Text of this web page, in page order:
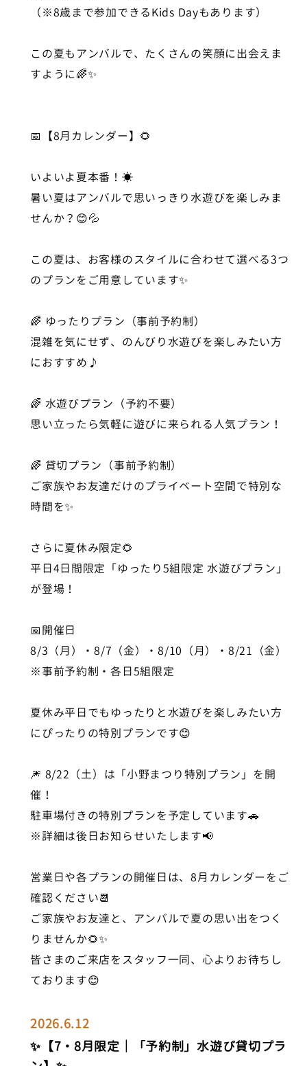
（※8歳まで参加できるKids Dayもあります）
この夏もアンバルで、たくさんの笑顔に出会えま
すように🌈✨
📅【8月カレンダー】🌻
いよいよ夏本番！☀️
暑い夏はアンバルで思いっきり水遊びを楽しみま
せんか？😊💦
この夏は、お客様のスタイルに合わせて選べる3つ
のプランをご用意しています✨
🌈 ゆったりプラン（事前予約制）
混雑を気にせず、のんびり水遊びを楽しみたい方
におすすめ♪
🌈 水遊びプラン（予約不要）
思い立ったら気軽に遊びに来られる人気プラン！
🌈 貸切プラン（事前予約制）
ご家族やお友達だけのプライベート空間で特別な
時間を✨
さらに夏休み限定🌻
平日4日間限定「ゆったり5組限定 水遊びプラン」
が登場！
📅開催日
8/3（月）・8/7（金）・8/10（月）・8/21（金）
※事前予約制・各日5組限定
夏休み平日でもゆったりと水遊びを楽しみたい方
にぴったりの特別プランです😊
🎆 8/22（土）は「小野まつり特別プラン」を開
催！
駐車場付きの特別プランを予定しています🚗
※詳細は後日お知らせいたします📢
営業日や各プランの開催日は、8月カレンダーをご
確認ください📆
ご家族やお友達と、アンバルで夏の思い出をつく
りませんか🌻✨
皆さまのご来店をスタッフ一同、心よりお待ちし
ております😊
2026.6.12
✨【7・8月限定｜「予約制」水遊び貸切プラ